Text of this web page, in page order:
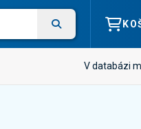
V databázi